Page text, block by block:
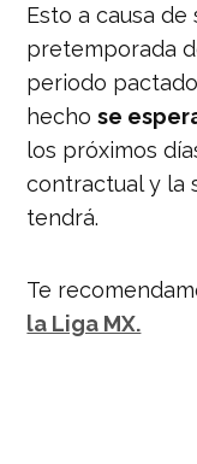
Esto a causa de
pretemporada
periodo
hechose
los próximos
contractual y la
tendrá.
Te
la Liga MX.